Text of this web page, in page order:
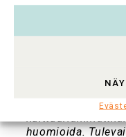
huomioida.